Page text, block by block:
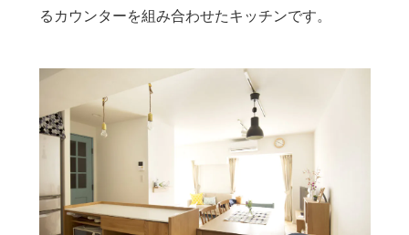
るカウンターを組み合わせたキッチンです。